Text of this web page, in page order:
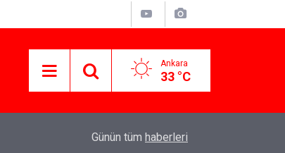
Ankara
33 °C
operasyon geliyor!
Günün tüm haberleri